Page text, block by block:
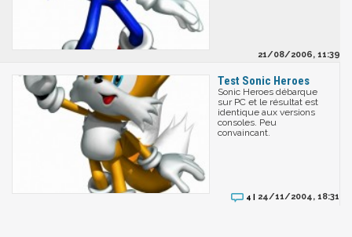
21/08/2006, 11:39
Test Sonic Heroes
Sonic Heroes débarque
sur PC et le résultat est
identique aux versions
consoles. Peu
convaincant.
4 | 24/11/2004, 18:31